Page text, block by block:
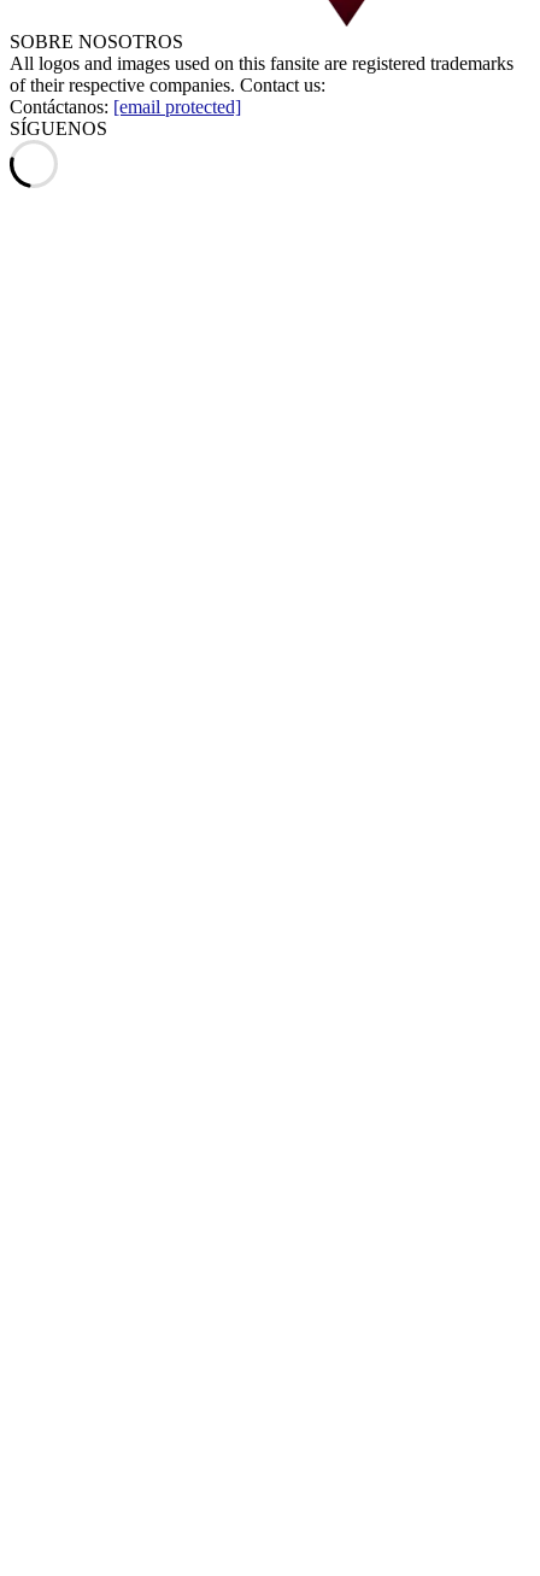
SOBRE NOSOTROS
All logos and images used on this fansite are registered trademarks
of their respective companies. Contact us:
Contáctanos: [email protected]
SÍGUENOS